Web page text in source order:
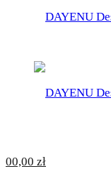
DAYENU
00,00 zł